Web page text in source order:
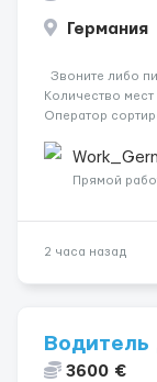
Германия
Звоните либо
Количество
Оператор
(при нали...
Прямой
2 часа назад
3600 €